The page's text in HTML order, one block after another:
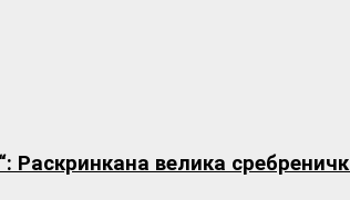
велика сребреничка